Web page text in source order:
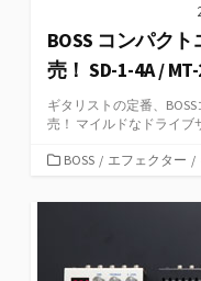
BOSS コンパク
売！ SD-1-4A /
ギタリストの定番、
売！ マイルドなドライブ
カ
ゴ
BOSS / エフェクター /